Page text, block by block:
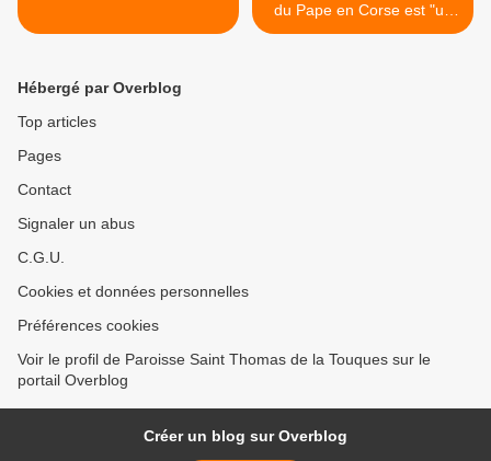
du Pape en Corse est "un
cadeau". >
Hébergé par Overblog
Top articles
Pages
Contact
Signaler un abus
C.G.U.
Cookies et données personnelles
Préférences cookies
Voir le profil de Paroisse Saint Thomas de la Touques sur le
portail Overblog
Créer un blog sur Overblog